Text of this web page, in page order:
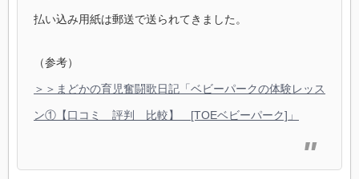
払い込み用紙は郵送で送られてきました。
（参考）
＞＞まどかの育児奮闘歌日記「ベビーパークの体験レッス
ン①【口コミ 評判 比較】 [TOEベビーパーク]」